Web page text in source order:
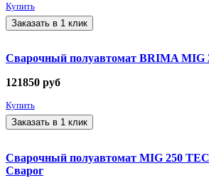
Купить
Заказать в 1 клик
Сварочный полуавтомат BRIMA MIG
121850 руб
Купить
Заказать в 1 клик
Сварочный полуавтомат MIG 250
Сварог